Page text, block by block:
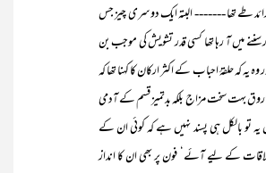
طے تھا ------- البتہ ایک دوسری چیز جس
سننے میں آ رہا تھا کسی قدر تشویش کی موجب بن
یہ کہ حلقۂ احباب کے اکثر ارکان کا کہنا تھا کہ
فاروق بہت سخت مزاج بلکہ بدتمیز قسم کے آدمی
یہ تو بالکل ہی پسند نہیں ہے کہ کوئی ان کے
کے لیے آئے‘ فون پر بھی ان کا انداز